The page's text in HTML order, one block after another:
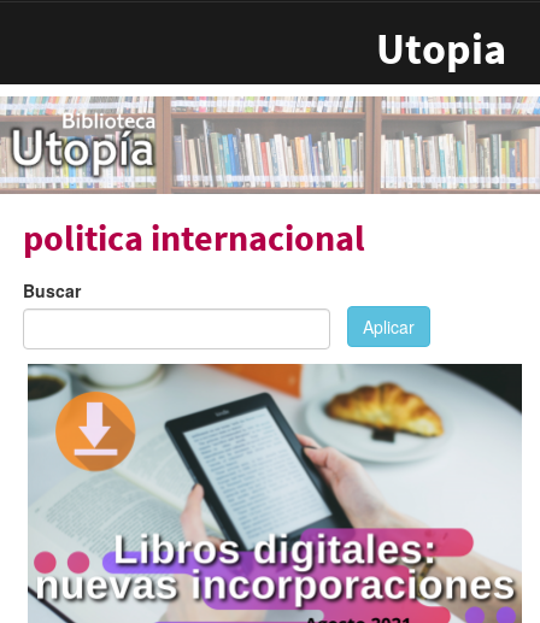
Utopia
politica internacional
Buscar
Aplicar